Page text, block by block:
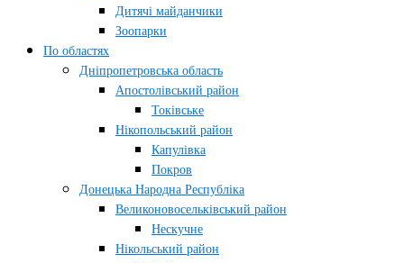
Дитячі майданчики
Зоопарки
По областях
Дніпропетровська область
Апостолівський район
Токівське
Нікопольський район
Капулівка
Покров
Донецька Народна Республіка
Великоновосельківський район
Нескучне
Нікольський район